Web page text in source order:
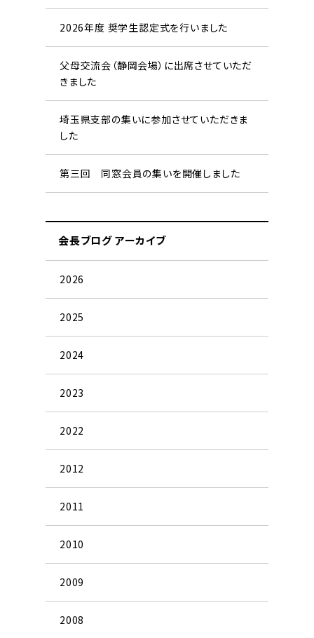
2026年度 奨学生認定式を行いました
父母交流会（静岡会場）に出席させていただ
きました
埼玉県支部の集いに参加させていただきま
した
第三回 同窓会員の集いを開催しました
会長ブログ アーカイブ
2026
2025
2024
2023
2022
2012
2011
2010
2009
2008